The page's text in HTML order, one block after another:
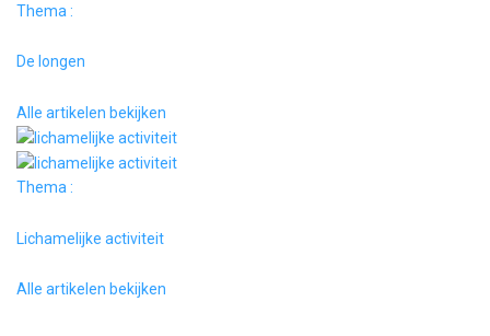
Thema :
De longen
Alle artikelen bekijken
Thema :
Lichamelijke activiteit
Alle artikelen bekijken